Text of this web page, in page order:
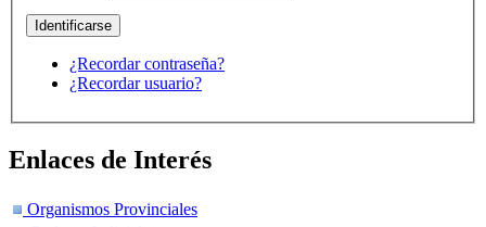
¿Recordar contraseña?
¿Recordar usuario?
Enlaces de Interés
Organismos Provinciales